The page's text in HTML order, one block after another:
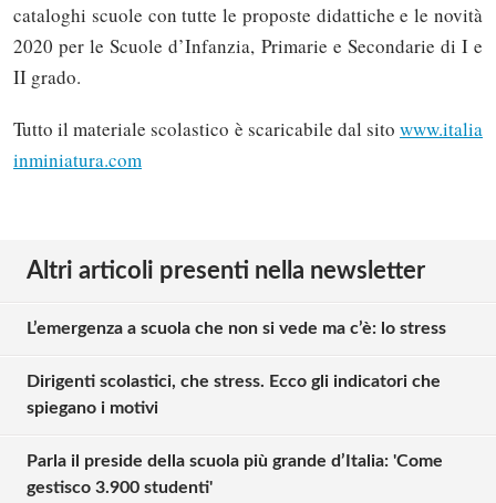
cataloghi scuole con tutte le proposte didattiche e le novità
2020 per le Scuole d’Infanzia, Primarie e Secondarie di I e
II grado.
Tutto il materiale scolastico è scaricabile dal sito www.italia
inminiatura.com
Altri articoli presenti nella newsletter
L’emergenza a scuola che non si vede ma c’è: lo stress
Dirigenti scolastici, che stress. Ecco gli indicatori che
spiegano i motivi
Parla il preside della scuola più grande d’Italia: 'Come
gestisco 3.900 studenti'